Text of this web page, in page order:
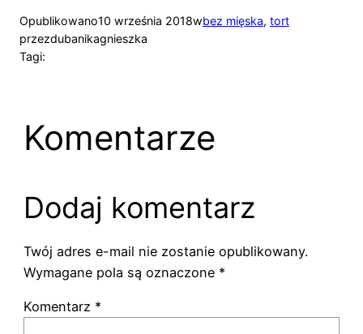
Opublikowano10 września 2018wbez mięska, tort
przezdubanikagnieszka
Tagi:
Komentarze
Dodaj komentarz
Twój adres e-mail nie zostanie opublikowany.
Wymagane pola są oznaczone *
Komentarz *